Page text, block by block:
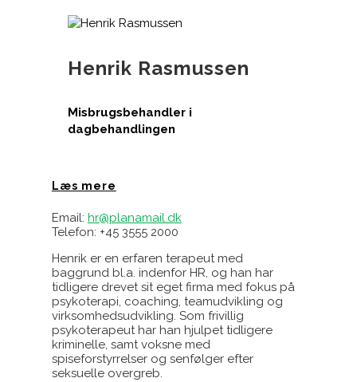
Henrik Rasmussen
Misbrugsbehandler i
dagbehandlingen
Læs mere
Email: hr@planamail.dk
Telefon: +45 3555 2000
Henrik er en erfaren terapeut med
baggrund bl.a. indenfor HR, og han har
tidligere drevet sit eget firma med fokus på
psykoterapi, coaching, teamudvikling og
virksomhedsudvikling. Som frivillig
psykoterapeut har han hjulpet tidligere
kriminelle, samt voksne med
spiseforstyrrelser og senfølger efter
seksuelle overgreb.